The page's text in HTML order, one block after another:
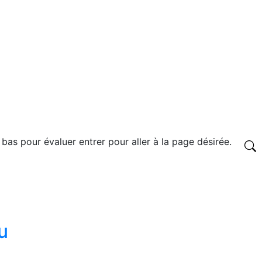
pour évaluer entrer pour aller à la page désirée.